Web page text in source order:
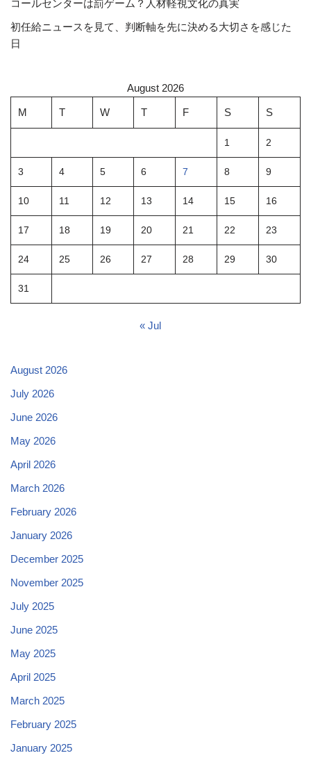
コールセンターは罰ゲーム？人材軽視文化の真実
初任給ニュースを見て、判断軸を先に決める大切さを感じた
日
August 2026
M T W T F S S
1 2
3 4 5 6 7 8 9
10 11 12 13 14 15 16
17 18 19 20 21 22 23
24 25 26 27 28 29 30
31
« Jul
August 2026
July 2026
June 2026
May 2026
April 2026
March 2026
February 2026
January 2026
December 2025
November 2025
July 2025
June 2025
May 2025
April 2025
March 2025
February 2025
January 2025